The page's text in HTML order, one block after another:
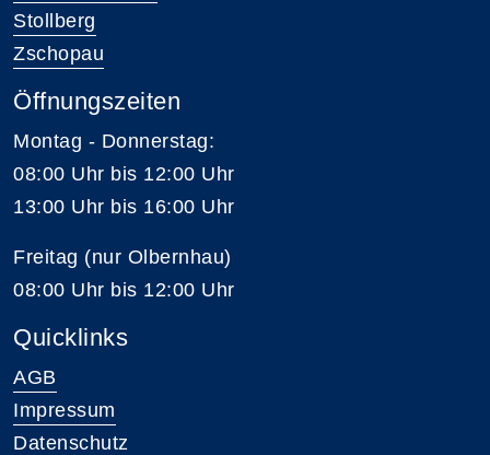
Stollberg
Zschopau
Öffnungszeiten
Montag - Donnerstag:
08:00 Uhr bis 12:00 Uhr
13:00 Uhr bis 16:00 Uhr
Freitag (nur Olbernhau)
08:00 Uhr bis 12:00 Uhr
Quicklinks
AGB
Impressum
Datenschutz